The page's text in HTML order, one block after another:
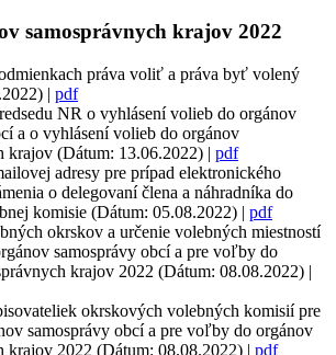
samosprávnych krajov 2022
práva voliť a práva byť volený
| pdf
NR o vyhlásení volieb do orgánov
a o vyhlásení volieb do orgánov
krajov (Dátum: 13.06.2022) | pdf
adresy pre prípad elektronického
o delegovaní člena a náhradníka do
komisie (Dátum: 05.08.2022) | pdf
okrskov a určenie volebných miestností
samosprávy obcí a pre voľby do
krajov 2022 (Dátum: 08.08.2022) |
okrskových volebných komisií pre
samosprávy obcí a pre voľby do orgánov
krajov 2022 (Dátum: 08.08.2022) | pdf